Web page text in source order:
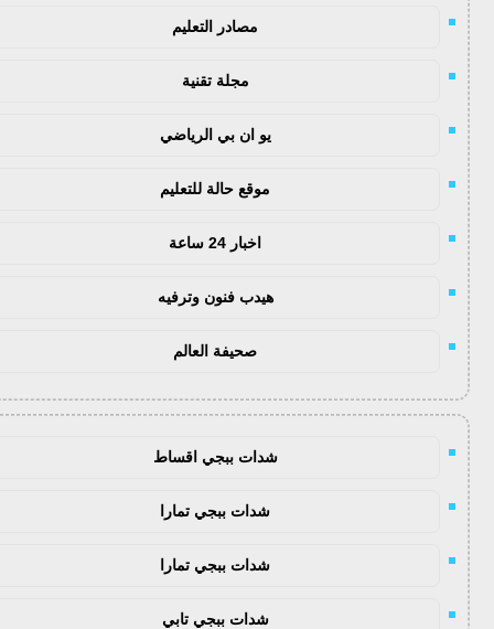
مصادر التعليم
مجلة تقنية
يو ان بي الرياضي
موقع حالة للتعليم
اخبار 24 ساعة
هيدب فنون وترفيه
صحيفة العالم
شدات ببجي اقساط
شدات ببجي تمارا
شدات ببجي تمارا
شدات ببجي تابي